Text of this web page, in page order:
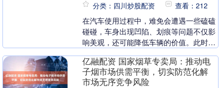
分类：四川炒股配资 查看：212
在汽车使用过程中，难免会遭遇一些磕磕
碰碰，车身出现凹陷、划痕等问题不仅影
响美观，还可能降低车辆的价值。此时，
显得尤为重要。而....
亿融配资 国家烟草专卖局：推动电
子烟市场供需平衡，切实防范化解
市场无序竞争风险